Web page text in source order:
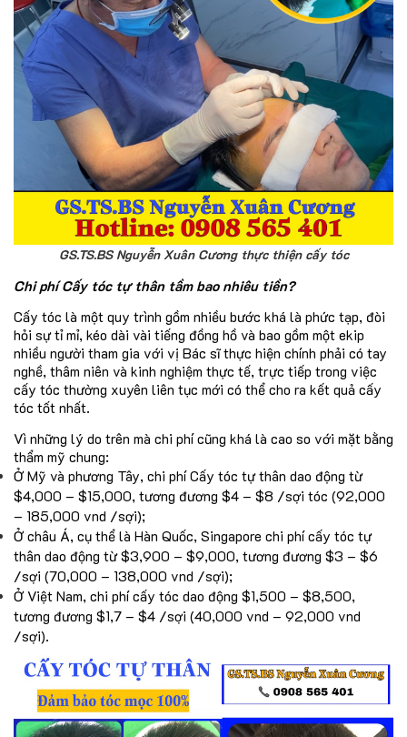
GS.TS.BS Nguyễn Xuân Cương thực thiện cấy tóc
Chi phí Cấy tóc tự thân tầm bao nhiêu tiền?
Cấy tóc là một quy trình gồm nhiều bước khá là phức tạp, đòi
hỏi sự tỉ mỉ, kéo dài vài tiếng đồng hồ và bao gồm một ekip
nhiều người tham gia với vị Bác sĩ thực hiện chính phải có tay
nghề, thâm niên và kinh nghiệm thực tế, trực tiếp trong việc
cấy tóc thường xuyên liên tục mới có thể cho ra kết quả cấy
tóc tốt nhất.
Vì những lý do trên mà chi phí cũng khá là cao so với mặt bằng
thẩm mỹ chung:
Ở Mỹ và phương Tây, chi phí Cấy tóc tự thân dao động từ
$4,000 – $15,000, tương đương $4 – $8 /sợi tóc (92,000
– 185,000 vnd /sợi);
Ở châu Á, cụ thể là Hàn Quốc, Singapore chi phí cấy tóc tự
thân dao động từ $3,900 – $9,000, tương đương $3 – $6
/sợi (70,000 – 138,000 vnd /sợi);
Ở Việt Nam, chi phí cấy tóc dao động $1,500 – $8,500,
tương đương $1,7 – $4 /sợi (40,000 vnd – 92,000 vnd
/sợi).